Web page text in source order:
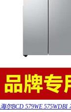
海尔BCD 579WE